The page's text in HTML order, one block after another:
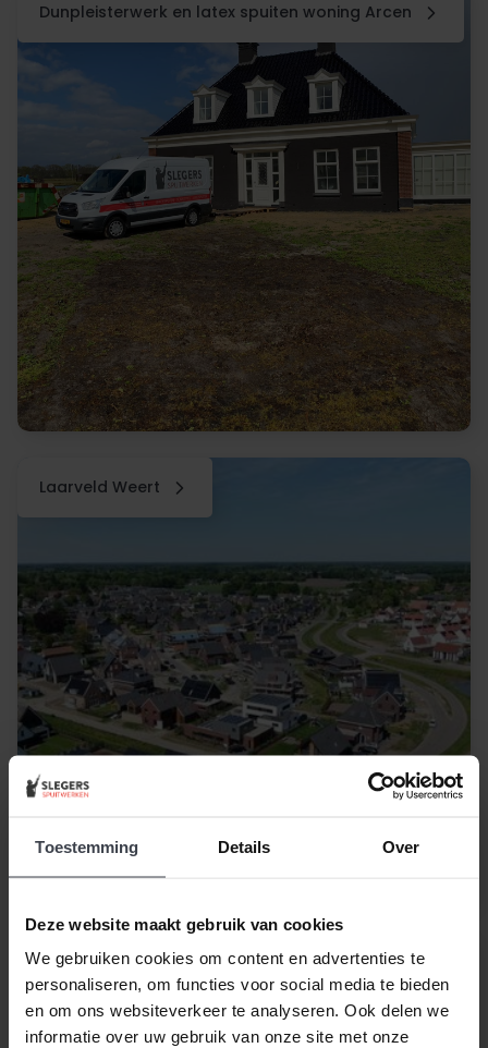
Toestemming Details Over
Deze website maakt gebruik van cookies
We gebruiken cookies om content en advertenties te
personaliseren, om functies voor social media te bieden
en om ons websiteverkeer te analyseren. Ook delen we
informatie over uw gebruik van onze site met onze
Dunpleisterwerk en latex spuiten woning Arcen
Laarveld Weert
Lekkage Van der Valk Hotel Eindhoven